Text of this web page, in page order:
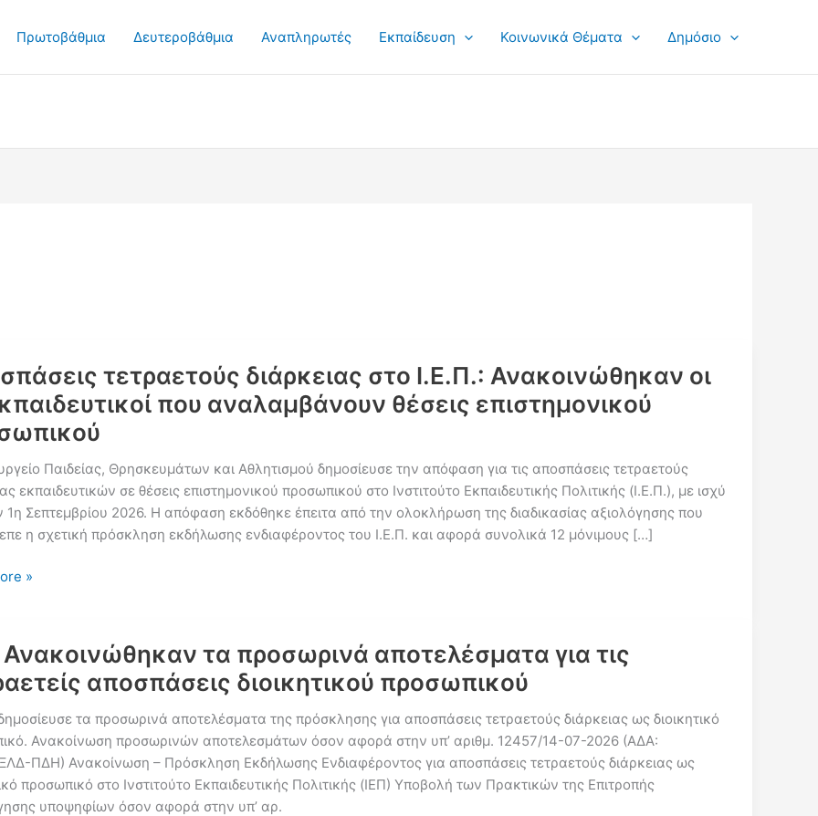
Πρωτοβάθμια Δευτεροβάθμια Αναπληρωτές Εκπαίδευση Κοινωνικά Θέματα Δημόσιο
τετραετούς διάρκειας στο Ι.Ε.Π.: Ανακοινώθηκαν οι
που αναλαμβάνουν θέσεις επιστημονικού
Παιδείας, Θρησκευμάτων και Αθλητισμού δημοσίευσε την απόφαση για τις αποσπάσεις τετραετούς
εκπαιδευτικών σε θέσεις επιστημονικού προσωπικού στο Ινστιτούτο Εκπαιδευτικής Πολιτικής (Ι.Ε.Π.), με ισχύ
1η Σεπτεμβρίου 2026. Η απόφαση εκδόθηκε έπειτα από την ολοκλήρωση της διαδικασίας αξιολόγησης που
η σχετική πρόσκληση εκδήλωσης ενδιαφέροντος του Ι.Ε.Π. και αφορά συνολικά 12 μόνιμους […]
»
Ανακοινώθηκαν τα προσωρινά αποτελέσματα για τις
αποσπάσεις διοικητικού προσωπικού
τα προσωρινά αποτελέσματα της πρόσκλησης για αποσπάσεις τετραετούς διάρκειας ως διοικητικό
Ανακοίνωση προσωρινών αποτελεσμάτων όσον αφορά στην υπ’ αριθμ. 12457/14-07-2026 (ΑΔΑ:
ΠΔΗ) Ανακοίνωση – Πρόσκληση Εκδήλωσης Ενδιαφέροντος για αποσπάσεις τετραετούς διάρκειας ως
προσωπικό στο Ινστιτούτο Εκπαιδευτικής Πολιτικής (ΙΕΠ) Υποβολή των Πρακτικών της Επιτροπής
υποψηφίων όσον αφορά στην υπ’ αρ.